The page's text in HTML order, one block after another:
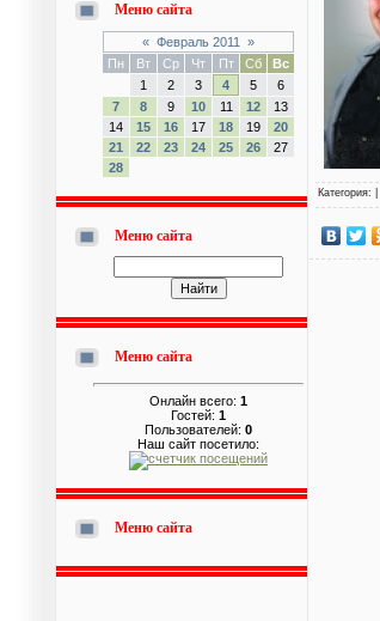
Меню сайта
« Февраль 2011
»
Пн
Вт Ср Чт Пт Сб
Вс
1
2 3 4 5
6
7
8 9 10 11 12
13
14
15 16 17 18 19
20
21
22 23 24 25 26
27
28
Меню сайта
Меню сайта
Онлайн всего: 1
Гостей: 1
Пользователей: 0
Наш сайт посетило:
Меню сайта
Категория: